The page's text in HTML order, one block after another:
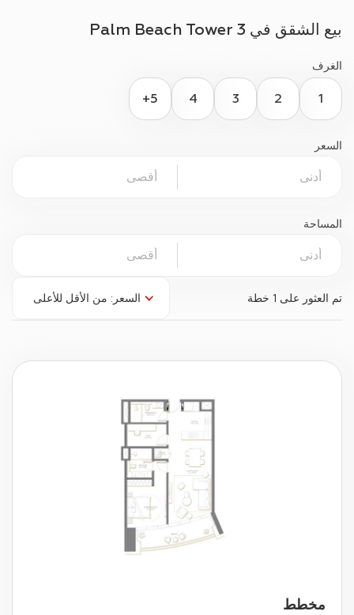
بيع الشقق في Palm Beach Tower 3
الغرف
1
2
3
4
5+
السعر
المساحة
تم العثور على 1 خطة السعر: من الأقل للأعلى
مخطط